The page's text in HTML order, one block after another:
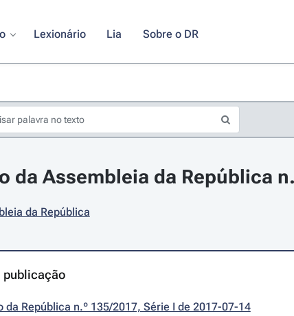
Lexionário Lia Sobre o DR
da Assembleia da República
da República
publicação
da República n.º 135/2017, Série I de 2017-07-14